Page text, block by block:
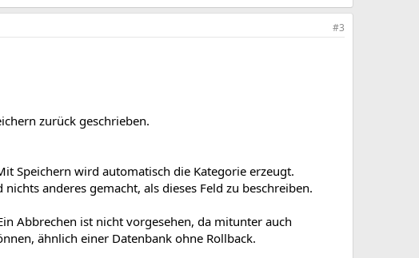
#3
zurück geschrieben.
Speichern wird automatisch die Kategorie erzeugt.
anderes gemacht, als dieses Feld zu beschreiben.
Abbrechen ist nicht vorgesehen, da mitunter auch
ähnlich einer Datenbank ohne Rollback.